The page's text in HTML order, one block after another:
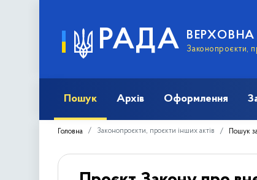
РАДА Законопроєкти,
Пошук Архів Оформлення
Головна Законопроєкти, проєкти інших актів Пошук